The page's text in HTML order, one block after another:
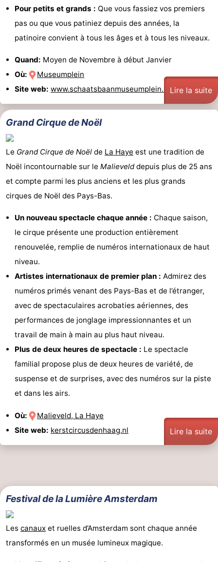
Pour petits et grands : Que vous fassiez vos premiers
pas ou que vous patiniez depuis des années, la
patinoire convient à tous les âges et à tous les niveaux.
Quand: Moyen de Novembre à début Janvier
Où:
Museumplein
Site web: www.schaatsbaanmuseumplein.nl Lire la suite
Grand Cirque de Noël
Le Grand Cirque de Noël de La Haye est une tradition de
Noël incontournable sur le Malievelddepuis plus de 25 ans
et compte parmi les plus anciens et les plus grands
cirques de Noël des Pays-Bas.
Un nouveau spectacle chaque année : Chaque saison,
le cirque présente une production entièrement
renouvelée, remplie de numéros internationaux de haut
niveau.
Artistes internationaux de premier plan : Admirez des
numéros primés venant des Pays-Bas et de l’étranger,
avec de spectaculaires acrobaties aériennes, des
performances de jonglage impressionnantes et un
travail de main à main au plus haut niveau.
Plus de deux heures de spectacle : Le spectacle
familial propose plus de deux heures de variété, de
suspense et de surprises, avec des numéros sur la piste
et dans les airs.
Où:
Malieveld, La Haye
Site web: kerstcircusdenhaag.nl Lire la suite
Festival de la Lumière Amsterdam
Les canaux et ruelles d’Amsterdam sont chaque année
transformés en un musée lumineux magique.